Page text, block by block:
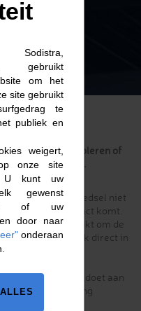
en
om te controleren of
met voedsel.
te zorgen dat voedsel niet
het in contact komt.
worden gebruikt om de
maar soms ook direct in
in de
eindproduct voldoet aan
in Verordening
gebruikt
om het
site gebruikt
te
publiek en
weigert,
onze site
U kunt uw
gewenst
of uw
door naar
onderaan